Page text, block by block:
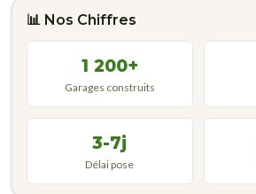
📊 Nos Chiffres
1 200+
Garages construits
3-7j
Délai pose